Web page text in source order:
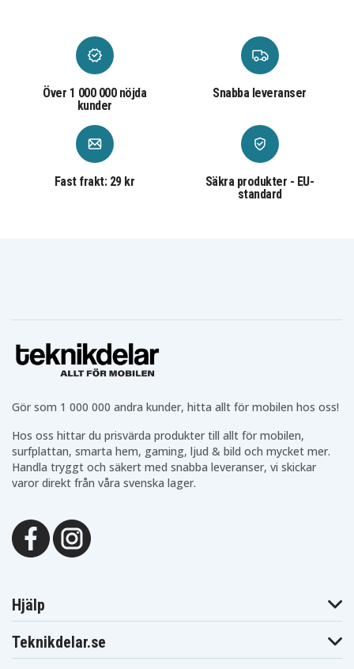
EAN / GTIN
Ampere
Över 1 000 000 nöjda
kunder
Snabba leveranser
Fast frakt: 29 kr
Säkra produkter - EU-
standard
Gör som 1 000 000 andra kunder, hitta allt för mobilen hos oss!
Hos oss hittar du prisvärda produkter till allt för mobilen,
surfplattan, smarta hem, gaming, ljud & bild och mycket mer.
Handla tryggt och säkert med snabba leveranser, vi skickar
varor direkt från våra svenska lager.
Hjälp
Teknikdelar.se